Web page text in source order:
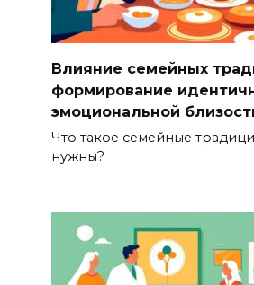
Влияние семейных
формирование
эмоциональной
Что такое семейные
нужны?